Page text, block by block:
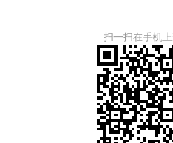
扫一扫在手机